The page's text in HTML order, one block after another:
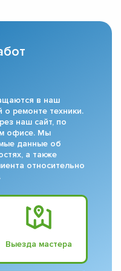
в наш
о ремонте техники.
наш сайт, по
офисе. Мы
данные об
а также
относительно
Выезда мастера